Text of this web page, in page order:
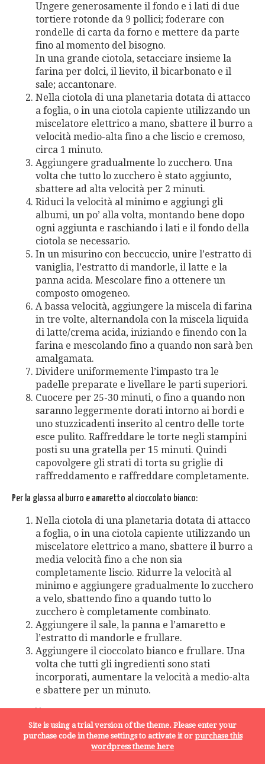
Ungere generosamente il fondo e i lati di due
tortiere rotonde da 9 pollici; foderare con
rondelle di carta da forno e mettere da parte
fino al momento del bisogno.
In una grande ciotola, setacciare insieme la
farina per dolci, il lievito, il bicarbonato e il
sale; accantonare.
Nella ciotola di una planetaria dotata di attacco
a foglia, o in una ciotola capiente utilizzando un
miscelatore elettrico a mano, sbattere il burro a
velocità medio-alta fino a che liscio e cremoso,
circa 1 minuto.
Aggiungere gradualmente lo zucchero. Una
volta che tutto lo zucchero è stato aggiunto,
sbattere ad alta velocità per 2 minuti.
Riduci la velocità al minimo e aggiungi gli
albumi, un po’ alla volta, montando bene dopo
ogni aggiunta e raschiando i lati e il fondo della
ciotola se necessario.
In un misurino con beccuccio, unire l’estratto di
vaniglia, l’estratto di mandorle, il latte e la
panna acida. Mescolare fino a ottenere un
composto omogeneo.
A bassa velocità, aggiungere la miscela di farina
in tre volte, alternandola con la miscela liquida
di latte/crema acida, iniziando e finendo con la
farina e mescolando fino a quando non sarà ben
amalgamata.
Dividere uniformemente l’impasto tra le
padelle preparate e livellare le parti superiori.
Cuocere per 25-30 minuti, o fino a quando non
saranno leggermente dorati intorno ai bordi e
uno stuzzicadenti inserito al centro delle torte
esce pulito. Raffreddare le torte negli stampini
posti su una gratella per 15 minuti. Quindi
capovolgere gli strati di torta su griglie di
raffreddamento e raffreddare completamente.
Per la glassa al burro e amaretto al cioccolato bianco:
Nella ciotola di una planetaria dotata di attacco
a foglia, o in una ciotola capiente utilizzando un
miscelatore elettrico a mano, sbattere il burro a
media velocità fino a che non sia
completamente liscio. Ridurre la velocità al
minimo e aggiungere gradualmente lo zucchero
a velo, sbattendo fino a quando tutto lo
zucchero è completamente combinato.
Aggiungere il sale, la panna e l’amaretto e
l’estratto di mandorle e frullare.
Aggiungere il cioccolato bianco e frullare. Una
volta che tutti gli ingredienti sono stati
incorporati, aumentare la velocità a medio-alta
e sbattere per un minuto.
Usando un lungo coltello seghettato, taglia ogni
torta a metà orizzontalmente, in modo da avere
Site is using a trial version of the theme. Please enter your
purchase code in theme settings to activate it or purchase this
wordpress theme here